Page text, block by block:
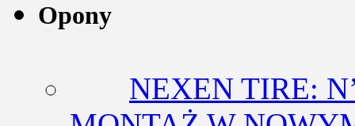
Opony
NEXEN TIRE: